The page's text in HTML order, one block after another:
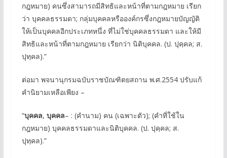
กฎหมาย) คนซึ่งสามารถมีสิทธิและหน้าที่ตามกฎหมาย เรียก
ว่า บุคคลธรรมดา; กลุ่มบุคคลหรือองค์กรซึ่งกฎหมายบัญญัติ
ให้เป็นบุคคลอีกประเภทหนึ่ง ที่ไม่ใช่บุคคลธรรมดา และให้มี
สิทธิและหน้าที่ตามกฎหมาย เรียกว่า นิติบุคคล. (ป. ปุคฺคล; ส.
ปุทฺคล).”
ต่อมา พจนานุกรมฉบับราชบัณฑิตยสถาน พ.ศ.2554 ปรับแก้
คำนิยามเหลือเพียง –
“บุคคล, บุคคล– : (คำนาม) คน (เฉพาะตัว); (คำที่ใช้ใน
กฎหมาย) บุคคลธรรมดาและนิติบุคคล. (ป. ปุคฺคล; ส.
ปุทฺคล).”